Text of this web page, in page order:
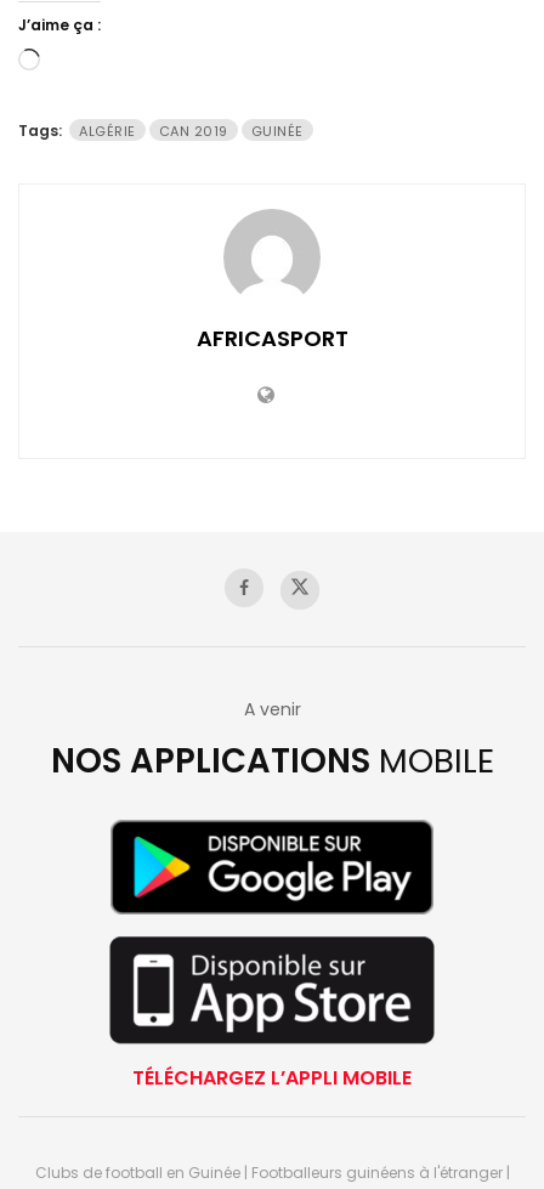
J’aime ça :
Chargement…
Tags: ALGÉRIE CAN 2019 GUINÉE
AFRICASPORT
A venir
NOS APPLICATIONS MOBILE
TÉLÉCHARGEZ L’APPLI MOBILE
Clubs de football en Guinée | Footballeurs guinéens à l'étranger |